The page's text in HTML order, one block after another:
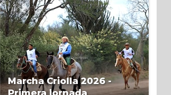
Marcha Criolla 2026 -